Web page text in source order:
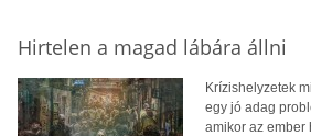
Hirtelen a magad lábára állni
Krízishelyzetek
egy jó adag
amikor az ember